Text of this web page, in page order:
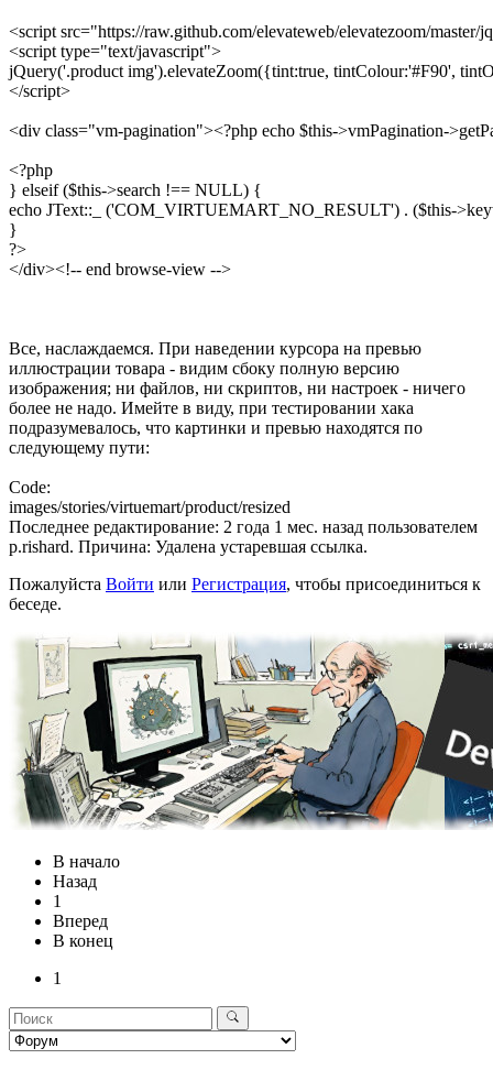
Все, наслаждаемся. При наведении курсора на превью
иллюстрации товара - видим сбоку полную версию
изображения; ни файлов, ни скриптов, ни настроек - ничего
более не надо. Имейте в виду, при тестировании хака
подразумевалось, что картинки и превью находятся по
следующему пути:
Code:
images/stories/virtuemart/product/resized
Последнее редактирование: 2 года 1 мес. назад пользователем
p.rishard. Причина: Удалена устаревшая ссылка.
Пожалуйста Войти или Регистрация, чтобы присоединиться к
беседе.
В начало
Назад
1
Вперед
В конец
1